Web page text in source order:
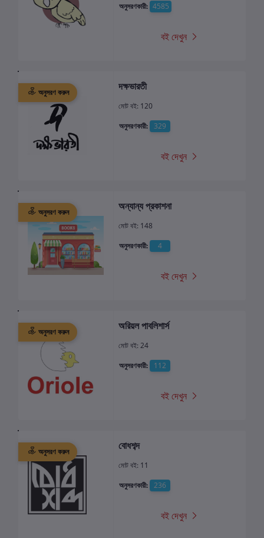
অনুসরণকারী: 4585
বই দেখুন
অনুসরণ করুন দক্ষভারতী
মোট বই: 120
অনুসরণকারী:
329
বই দেখুন
অনুসরণ করুন অন্যান্য প্রকাশনা
মোট বই: 148
অনুসরণকারী:
4
বই দেখুন
অনুসরণ করুন অরিয়ল পাবলিশার্স
মোট বই: 24
অনুসরণকারী:
112
বই দেখুন
অনুসরণ করুন বোধশব্দ
মোট বই: 11
অনুসরণকারী: 236
বই দেখুন